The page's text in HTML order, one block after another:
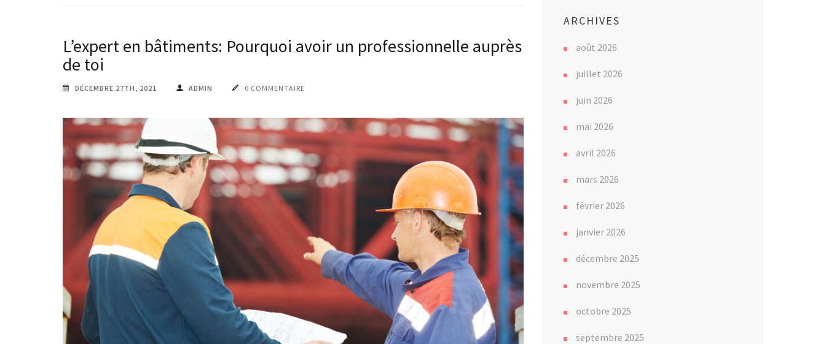
L’expert en bâtiments: Pourquoi avoir un professionnelle auprès
de toi
DÉCEMBRE 27TH, 2021 ADMIN 0 COMMENTAIRE
ARCHIVES
août 2026
juillet 2026
juin 2026
mai 2026
avril 2026
mars 2026
février 2026
janvier 2026
décembre 2025
novembre 2025
octobre 2025
septembre 2025